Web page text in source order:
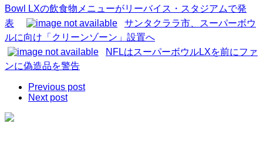
Bowl LXの飲食物メニューがリーバイス・スタジアムで発
表
サンタクララ市、スーパーボウ
ルに向け「クリーンゾーン」設置へ
NFLはスーパーボウルLXを前にファ
ンに偽造品を警告
Previous post
Next post